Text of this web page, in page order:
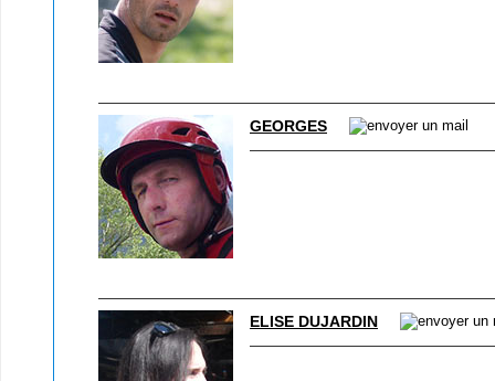
GEORGES
ELISE DUJARDIN